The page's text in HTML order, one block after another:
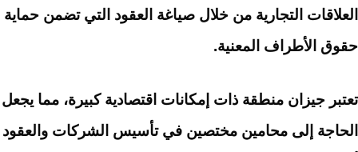
العلاقات التجارية من خلال صياغة العقود التي تضمن حماية
حقوق الأطراف المعنية.
تعتبر جيزان منطقة ذات إمكانات اقتصادية كبيرة، مما يجعل
الحاجة إلى محامين مختصين في تأسيس الشركات والعقود